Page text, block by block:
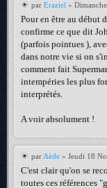
par Eraziel »
Pour en être au début
confirme ce que dit
(parfois pointues ),
dans notre vie si on
comment fait
intempéries les plus
interprétés.
A voir absolument !
par Aède » Jeudi 18
C'est clair qu'on se
toutes ces références